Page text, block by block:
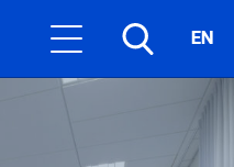
EN